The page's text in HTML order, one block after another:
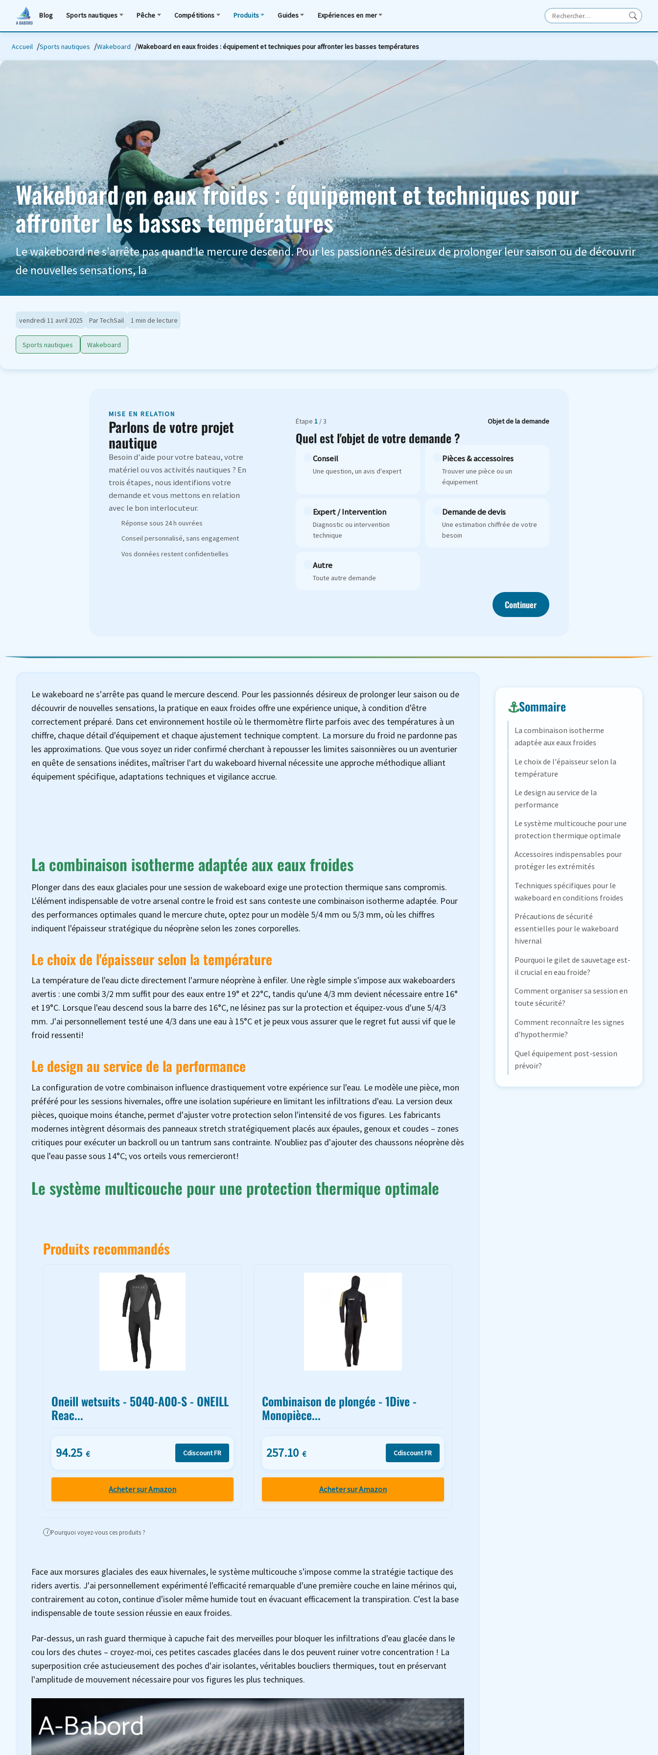
Blog Sports nautiques Pêche Compétitions Produits Guides Expériences en mer
Accueil Sports nautiques Wakeboard Wakeboard en eaux froides : équipement et techniques pour affronter les basses températures
Wakeboard en eaux froides : équipement et techniques pour
affronter les basses températures
Le wakeboard ne s'arrête pas quand le mercure descend. Pour les passionnés désireux de prolonger leur saison ou de découvrir
de nouvelles sensations, la
vendredi 11 avril 2025 Par TechSail 1 min de lecture
Sports nautiques Wakeboard
MISE EN RELATION
Parlons de votre projet
nautique
Besoin d'aide pour votre bateau, votre
matériel ou vos activités nautiques ? En
trois étapes, nous identifions votre
demande et vous mettons en relation
avec le bon interlocuteur.
Réponse sous 24 h ouvrées
Conseil personnalisé, sans engagement
Vos données restent confidentielles
Étape1 / 3 Objet de la demande
Quel est l'objet de votre demande ?
Conseil
Une question, un avis d'expert
Pièces & accessoires
Trouver une pièce ou un
équipement
Expert / Intervention
Diagnostic ou intervention
technique
Demande de devis
Une estimation chiffrée de votre
besoin
Autre
Toute autre demande
Continuer
Le wakeboard ne s'arrête pas quand le mercure descend. Pour les passionnés désireux de prolonger leur saison ou de
découvrir de nouvelles sensations, la pratique en eaux froides offre une expérience unique, à condition d'être
correctement préparé. Dans cet environnement hostile où le thermomètre flirte parfois avec des températures à un
chiffre, chaque détail d'équipement et chaque ajustement technique comptent. La morsure du froid ne pardonne pas
les approximations. Que vous soyez un rider confirmé cherchant à repousser les limites saisonnières ou un aventurier
en quête de sensations inédites, maîtriser l'art du wakeboard hivernal nécessite une approche méthodique alliant
équipement spécifique, adaptations techniques et vigilance accrue.
La combinaison isotherme adaptée aux eaux froides
Plonger dans des eaux glaciales pour une session de wakeboard exige une protection thermique sans compromis.
L'élément indispensable de votre arsenal contre le froid est sans conteste une combinaison isotherme adaptée. Pour
des performances optimales quand le mercure chute, optez pour un modèle 5/4 mm ou 5/3 mm, où les chiffres
indiquent l'épaisseur stratégique du néoprène selon les zones corporelles.
Le choix de l'épaisseur selon la température
La température de l'eau dicte directement l'armure néoprène à enfiler. Une règle simple s'impose aux wakeboarders
avertis : une combi 3/2 mm suffit pour des eaux entre 19° et 22°C, tandis qu'une 4/3 mm devient nécessaire entre 16°
et 19°C. Lorsque l'eau descend sous la barre des 16°C, ne lésinez pas sur la protection et équipez-vous d'une 5/4/3
mm. J'ai personnellement testé une 4/3 dans une eau à 15°C et je peux vous assurer que le regret fut aussi vif que le
froid ressenti!
Le design au service de la performance
La configuration de votre combinaison influence drastiquement votre expérience sur l'eau. Le modèle une pièce, mon
préféré pour les sessions hivernales, offre une isolation supérieure en limitant les infiltrations d'eau. La version deux
pièces, quoique moins étanche, permet d'ajuster votre protection selon l'intensité de vos figures. Les fabricants
modernes intègrent désormais des panneaux stretch stratégiquement placés aux épaules, genoux et coudes – zones
critiques pour exécuter un backroll ou un tantrum sans contrainte. N'oubliez pas d'ajouter des chaussons néoprène dès
que l'eau passe sous 14°C; vos orteils vous remercieront!
Le système multicouche pour une protection thermique optimale
Produits recommandés
Oneill wetsuits - 5040-A00-S - ONEILL
Reac...
94.25 € Cdiscount FR
Acheter sur Amazon
Combinaison de plongée - 1Dive -
Monopièce...
257.10 € Cdiscount FR
Acheter sur Amazon
i Pourquoi voyez-vous ces produits ?
Face aux morsures glaciales des eaux hivernales, le système multicouche s'impose comme la stratégie tactique des
riders avertis. J'ai personnellement expérimenté l'efficacité remarquable d'une première couche en laine mérinos qui,
contrairement au coton, continue d'isoler même humide tout en évacuant efficacement la transpiration. C'est la base
indispensable de toute session réussie en eaux froides.
Par-dessus, un rash guard thermique à capuche fait des merveilles pour bloquer les infiltrations d'eau glacée dans le
cou lors des chutes – croyez-moi, ces petites cascades glacées dans le dos peuvent ruiner votre concentration ! La
superposition crée astucieusement des poches d'air isolantes, véritables boucliers thermiques, tout en préservant
l'amplitude de mouvement nécessaire pour vos figures les plus techniques.
Sommaire
La combinaison isotherme
adaptée aux eaux froides
Le choix de l'épaisseur selon la
température
Le design au service de la
performance
Le système multicouche pour une
protection thermique optimale
Accessoires indispensables pour
protéger les extrémités
Techniques spécifiques pour le
wakeboard en conditions froides
Précautions de sécurité
essentielles pour le wakeboard
hivernal
Pourquoi le gilet de sauvetage est-
il crucial en eau froide?
Comment organiser sa session en
toute sécurité?
Comment reconnaître les signes
d'hypothermie?
Quel équipement post-session
prévoir?